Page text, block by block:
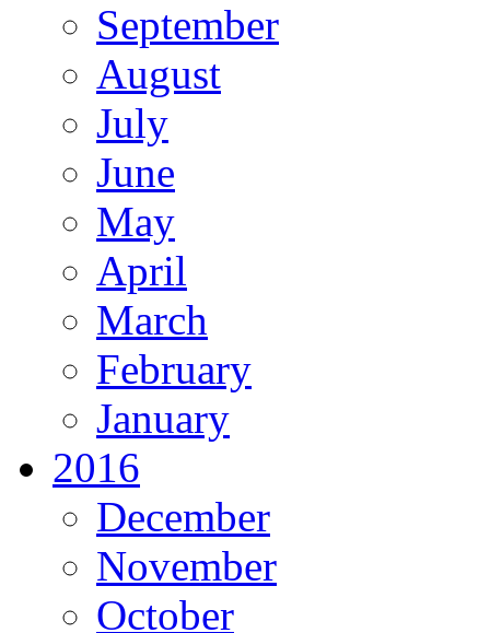
September
August
July
June
May
April
March
February
January
2016
December
November
October